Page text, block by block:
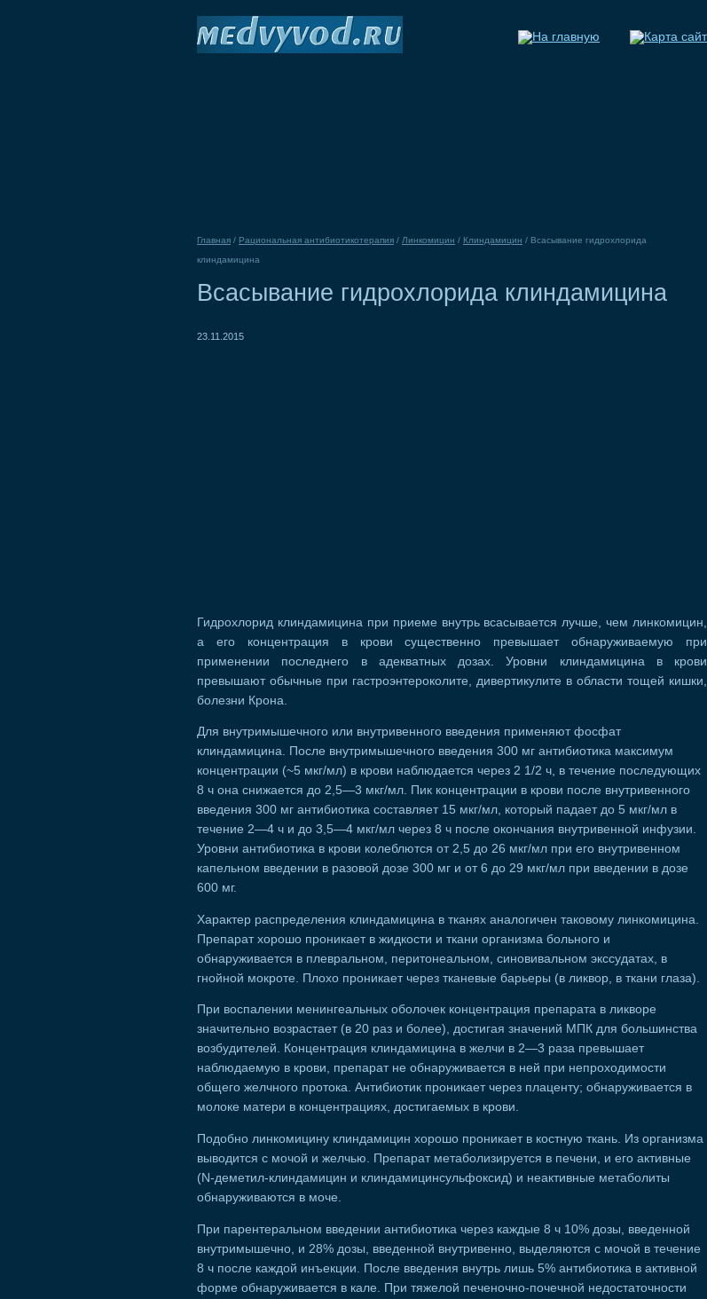
Главная / Рациональная антибиотикотерапия / Линкомицин / Клиндамицин / Всасывание гидрохлорида
клиндамицина
Всасывание гидрохлорида клиндамицина
23.11.2015
Гидрохлорид клиндамицина при приеме внутрь всасывается лучше, чем линкомицин,
а его концентрация в крови существенно превышает обнаруживаемую при
применении последнего в адекватных дозах. Уровни клиндамицина в крови
превышают обычные при гастроэнтероколите, дивертикулите в области тощей кишки,
болезни Крона.
Для внутримышечного или внутривенного введения применяют фосфат
клиндамицина. После внутримышечного введения 300 мг антибиотика максимум
концентрации (~5 мкг/мл) в крови наблюдается через 2 1/2 ч, в течение последующих
8 ч она снижается до 2,5—3 мкг/мл. Пик концентрации в крови после внутривенного
введения 300 мг антибиотика составляет 15 мкг/мл, который падает до 5 мкг/мл в
течение 2—4 ч и до 3,5—4 мкг/мл через 8 ч после окончания внутривенной инфузии.
Уровни антибиотика в крови колеблются от 2,5 до 26 мкг/мл при его внутривенном
капельном введении в разовой дозе 300 мг и от 6 до 29 мкг/мл при введении в дозе
600 мг.
Характер распределения клиндамицина в тканях аналогичен таковому линкомицина.
Препарат хорошо проникает в жидкости и ткани организма больного и
обнаруживается в плевральном, перитонеальном, синовивальном экссудатах, в
гнойной мокроте. Плохо проникает через тканевые барьеры (в ликвор, в ткани глаза).
При воспалении менингеальных оболочек концентрация препарата в ликворе
значительно возрастает (в 20 раз и более), достигая значений МПК для большинства
возбудителей. Концентрация клиндамицина в желчи в 2—3 раза превышает
наблюдаемую в крови, препарат не обнаруживается в ней при непроходимости
общего желчного протока. Антибиотик проникает через плаценту; обнаруживается в
молоке матери в концентрациях, достигаемых в крови.
Подобно линкомицину клиндамицин хорошо проникает в костную ткань. Из организма
выводится с мочой и желчью. Препарат метаболизируется в печени, и его активные
(N-деметил-клиндамицин и клиндамицинсульфоксид) и неактивные метаболиты
обнаруживаются в моче.
При парентеральном введении антибиотика через каждые 8 ч 10% дозы, введенной
внутримышечно, и 28% дозы, введенной внутривенно, выделяются с мочой в течение
8 ч после каждой инъекции. После введения внутрь лишь 5% антибиотика в активной
форме обнаруживается в кале. При тяжелой печеночно-почечной недостаточности